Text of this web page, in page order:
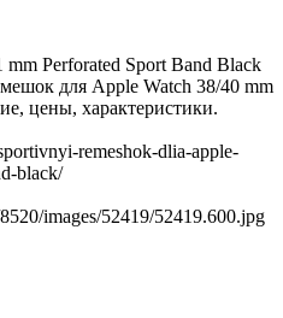
Perforated Sport Band Black
для Apple Watch 38/40 mm
цены, характеристики.
remeshok-dlia-apple-
black/
images/52419/52419.600.jpg